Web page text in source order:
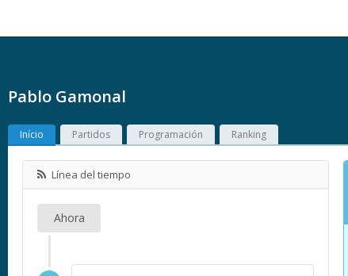
Pablo Gamonal
Início Partidos Programación Ranking
Línea del tiempo
Ahora